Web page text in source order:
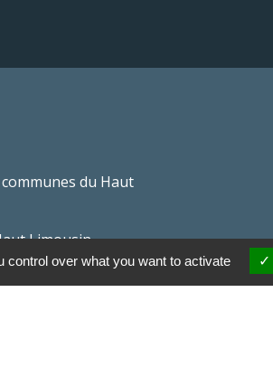
du Haut
Limousin
naturels en
over what you want to activate